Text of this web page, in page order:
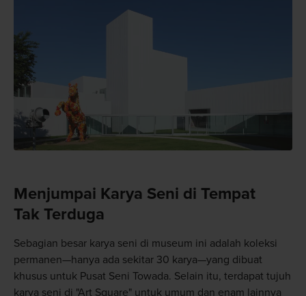
Menjumpai Karya Seni di Tempat
Tak Terduga
Sebagian besar karya seni di museum ini adalah koleksi
permanen—hanya ada sekitar 30 karya—yang dibuat
khusus untuk Pusat Seni Towada. Selain itu, terdapat tujuh
karya seni di "Art Square" untuk umum dan enam lainnya